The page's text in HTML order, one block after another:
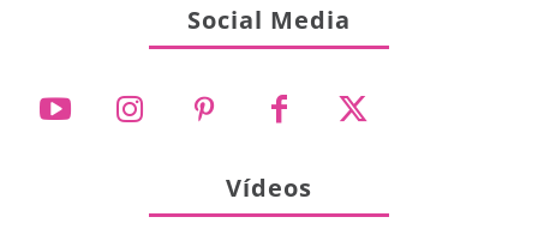
Social Media
Vídeos